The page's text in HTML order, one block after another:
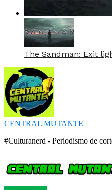
The Sandman: Exit
CENTRAL MUTANTE
#Culturanerd - Periodismo de